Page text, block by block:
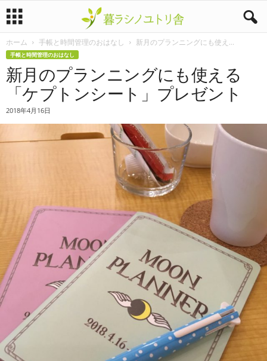
暮
ラ
ノ
ホーム 手帳と時間管理のおはなし 新月のプランニングにも使え...
手帳と時間管理のおはなし
新月のプランニングにも使える
「ケプトンシート」プレゼント
2018年4月16日